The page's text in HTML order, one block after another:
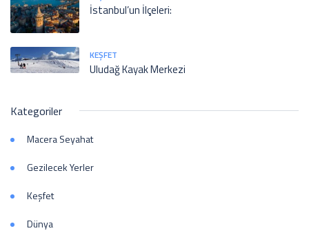
İstanbul’un İlçeleri:
KEŞFET
Uludağ Kayak Merkezi
Kategoriler
Macera Seyahat
Gezilecek Yerler
Keşfet
Dünya